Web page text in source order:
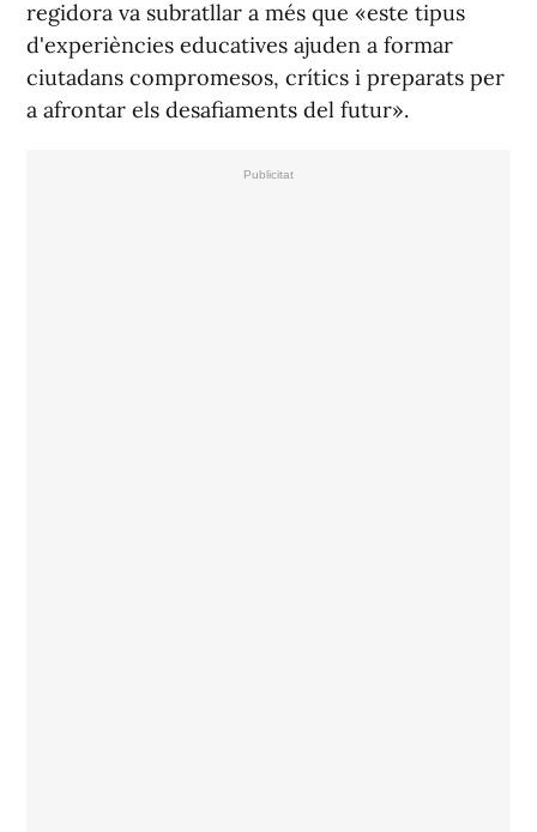
regidora va subratllar a més que «este tipus
d'experiències educatives ajuden a formar
ciutadans compromesos, crítics i preparats per
a afrontar els desafiaments del futur».